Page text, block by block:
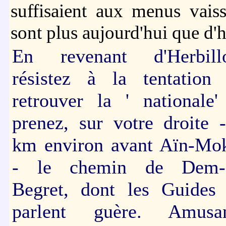
suffisaient aux menus
sont plus aujourd'hui que
En revenant
résistez à la tentation
retrouver la '
prenez, sur votre droite
km environ avant Aïn-
- le chemin de Dem-
Begret, dont les Guides
parlent guère.